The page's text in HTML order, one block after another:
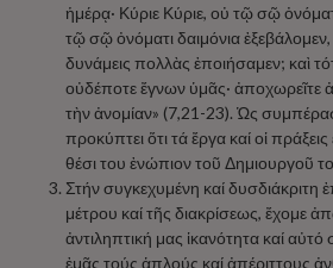
ἡμέρᾳ· Κύριε Κύριε, οὐ τῷ σῷ
τῷ σῷ ὀνόματι δαιμόνια
δυνάμεις πολλὰς ἐποιήσαμεν; καὶ
οὐδέποτε ἔγνων ὑμᾶς· ἀποχωρεῖτε
τὴν ἀνομίαν» (7,21-23). Ὡς
προκύπτει ὅτι τά ἔργα καί οἱ
θέσι του ἐνώπιον τοῦ Δημιουργοῦ
Στήν συγκεχυμένη καί δυσδιάκριτη
μέτρου καί τῆς διακρίσεως, ἔχομε
ἀντιληπτική μας ἱκανότητα καί αὐτό
ἐμᾶς τούς ἁπλούς καί ἀπέριττους